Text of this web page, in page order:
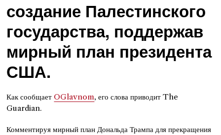
создание Палестинского
государства, поддержав
мирный план президента
США.
Как сообщает OGlavnom, его слова приводит The
Guardian.
Комментируя мирный план Дональда Трампа для прекращения